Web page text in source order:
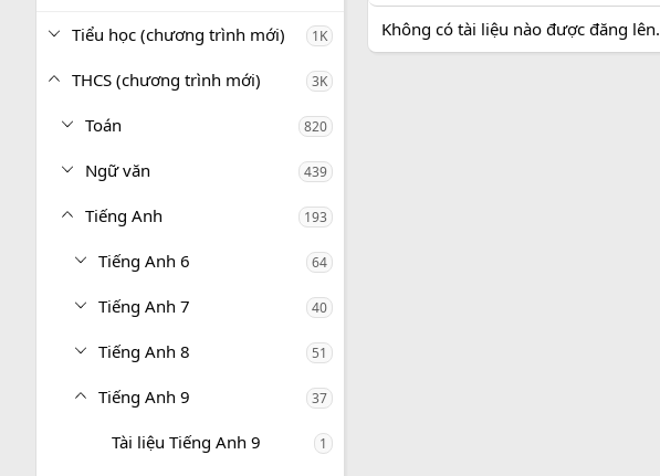
Tiểu học (chương trình mới) 1K
THCS (chương trình mới) 3K
Toán 820
Ngữ văn 439
Tiếng Anh 193
Tiếng Anh 6 64
Tiếng Anh 7 40
Tiếng Anh 8 51
Tiếng Anh 9 37
Tài liệu Tiếng Anh 9 1
Không có tài liệu nào được đăng lên.